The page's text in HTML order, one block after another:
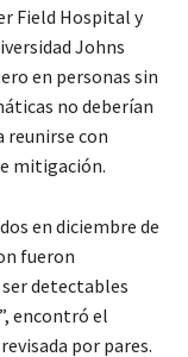
Field Hospital y
Johns
en personas sin
no deberían
reunirse con
mitigación.
en diciembre de
fueron
detectables
encontró el
por pares.